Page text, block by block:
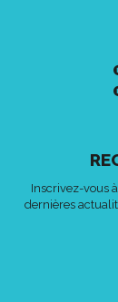
Inscrivez-vous
dernières